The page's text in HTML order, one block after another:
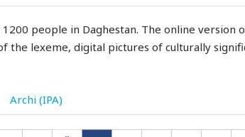
people in Daghestan. The online version
the lexeme, digital pictures of culturally
Archi (IPA)